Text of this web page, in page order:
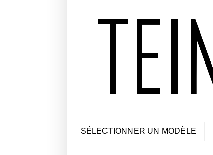
SÉLECTIONNER UN MODÈLE